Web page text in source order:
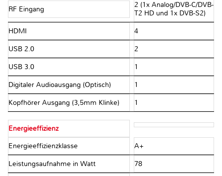
RF Eingang
2 (1x Analog/DVB-C/DVB-
T2 HD und 1x DVB-S2)
HDMI 4
USB 2.0 2
USB 3.0 1
Digitaler Audioausgang (Optisch) 1
Kopfhörer Ausgang (3,5mm Klinke) 1
Energieeffizienz
Energieeffizienzklasse A+
Leistungsaufnahme in Watt 78